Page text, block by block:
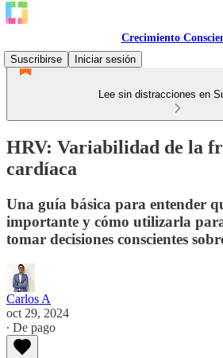
Crecimiento
Suscribirse
Iniciar sesión
Lee sin distracciones en
HRV: Variabilidad de la
cardíaca
Una guía básica para entender
importante y cómo utilizarla
tomar decisiones conscientes
Carlos A
oct 29, 2024
∙ De pago